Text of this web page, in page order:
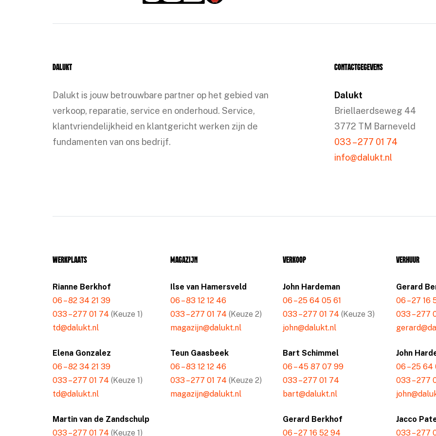
Dalukt
Dalukt is jouw betrouwbare partner op het gebied van
verkoop, reparatie, service en onderhoud. Service,
klantvriendelijkheid en klantgericht werken zijn de
fundamenten van ons bedrijf.
Contactgegevens
Dalukt
Briellaerdseweg 44
3772 TM Barneveld
033 – 277 01 74
info@dalukt.nl
Werkplaats
Rianne Berkhof
06 – 82 34 21 39
033 – 277 01 74 (Keuze 1)
td@dalukt.nl
Elena Gonzalez
06 – 82 34 21 39
033 – 277 01 74 (Keuze 1)
td@dalukt.nl
Martin van de Zandschulp
033 – 277 01 74 (Keuze 1)
Magazijn
Ilse van Hamersveld
06 – 83 12 12 46
033 – 277 01 74 (Keuze 2)
magazijn@dalukt.nl
Teun Gaasbeek
06 – 83 12 12 46
033 – 277 01 74 (Keuze 2)
magazijn@dalukt.nl
Verkoop
John Hardeman
06 – 25 64 05 61
033 – 277 01 74 (Keuze 3)
john@dalukt.nl
Bart Schimmel
06 – 45 87 07 99
033 – 277 01 74
bart@dalukt.nl
Gerard Berkhof
06 – 27 16 52 94
Verhuur
Gerard
06 – 27 16
033 – 277
John
06 – 25 64
033 – 277
Jacco
033 – 277